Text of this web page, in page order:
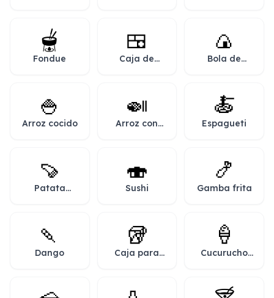
🫕
Fondue
🍱
Caja de
🍙
Bola de
🍚
Arroz cocido
🍛
Arroz con
🍝
Espagueti
🍠
Patata
🍣
Sushi
🍤
Gamba frita
🍡
Dango
🥡
Caja para
🍦
Cucurucho